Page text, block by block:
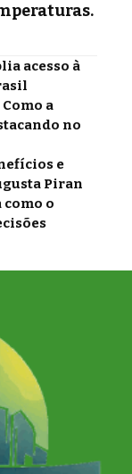
acesso à
a
no
e
Piran
o